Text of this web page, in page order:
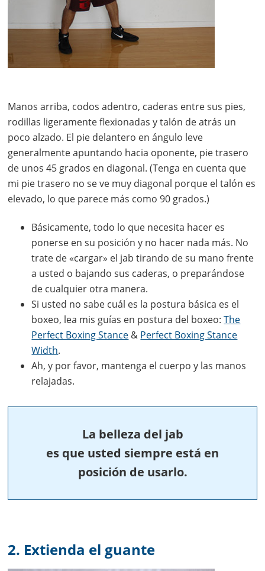
Manos arriba, codos adentro, caderas entre sus pies,
rodillas ligeramente flexionadas y talón de atrás un
poco alzado. El pie delantero en ángulo leve
generalmente apuntando hacia oponente, pie trasero
de unos 45 grados en diagonal. (Tenga en cuenta que
mi pie trasero no se ve muy diagonal porque el talón es
elevado, lo que parece más como 90 grados.)
Básicamente, todo lo que necesita hacer es
ponerse en su posición y no hacer nada más. No
trate de «cargar» el jab tirando de su mano frente
a usted o bajando sus caderas, o preparándose
de cualquier otra manera.
Si usted no sabe cuál es la postura básica es el
boxeo, lea mis guías en postura del boxeo:The
Perfect Boxing Stance & Perfect Boxing Stance
Width.
Ah, y por favor, mantenga el cuerpo y las manos
relajadas.
La belleza del jab
es que usted siempre está en
posición de usarlo.
2. Extienda el guante